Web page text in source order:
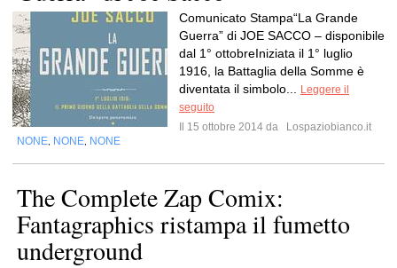
Comunicato Stampa“La Grande
Guerra” di JOE SACCO – disponibile
dal 1° ottobreIniziata il 1° luglio
1916, la Battaglia della Somme è
diventata il simbolo...
Leggere il
seguito
Il 15 ottobre 2014 da
Lospaziobianco.it
NONE NONE NONE
The Complete Zap Comix:
Fantagraphics ristampa il fumetto
underground